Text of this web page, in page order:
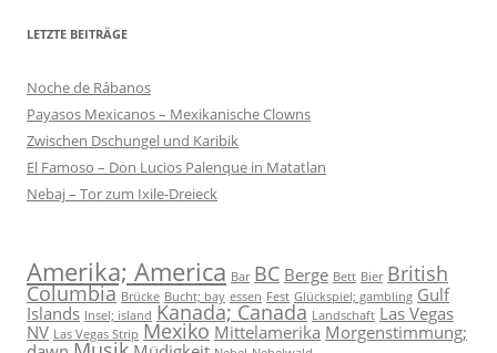
LETZTE BEITRÄGE
Noche de Rábanos
Payasos Mexicanos – Mexikanische Clowns
Zwischen Dschungel und Karibik
El Famoso – Don Lucios Palenque in Matatlan
Nebaj – Tor zum Ixile-Dreieck
Amerika; America Bar BC Berge Bett Bier British
Columbia Brücke Bucht; bay essen Fest Glückspiel; gambling Gulf
Islands Insel; island Kanada; Canada Landschaft Las Vegas
NV Las Vegas Strip Mexiko Mittelamerika Morgenstimmung;